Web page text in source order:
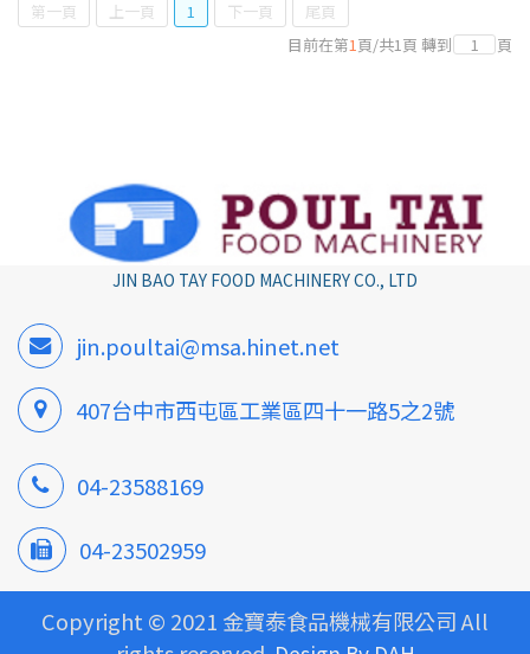
第一頁 上一頁 1 下一頁
尾頁
目前在第1頁/共1頁 轉到 頁
JIN BAO TAY FOOD MACHINERY CO., LTD
jin.poultai@msa.hinet.net
407台中市西屯區工業區四十一路5之2號
04-23588169
04-23502959
Copyright © 2021 金寶泰食品機械有限公司 All